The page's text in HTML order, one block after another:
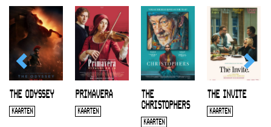
THE ODYSSEY
KAARTEN
PRIMAVERA
KAARTEN
THE
CHRISTOPHERS
KAARTEN
THE INVITE
KAARTEN